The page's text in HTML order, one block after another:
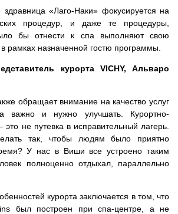
«Лаго-Наки» фокусируется на
процедур, и даже те процедуры,
бы отнести к спа выполняют свою
рамках назначенной гостю программы.
курорта VICHY, Альваро
обращает внимание на качество услуг
важно и нужно улучшать. Курортно-
не путевка в исправительный лагерь.
так, чтобы людям было приятно
У нас в Виши все устроено таким
полноценно отдыхал, параллельно
курорта заключается в том, что
был построен при спа-центре, а не